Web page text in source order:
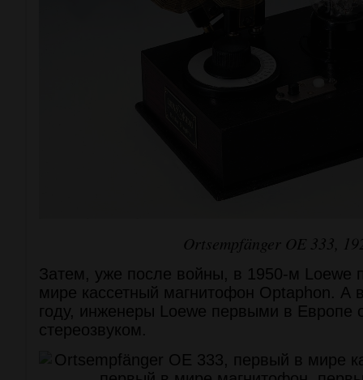
Ortsempfänger OE 333,
Затем, уже после войны, в 1950-м Loewe
мире кассетный магнитофон Optaphon. А
году, инженеры Loewe первыми в Европе
стереозвуком.